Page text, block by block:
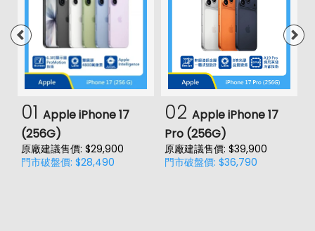
01 Apple iPhone 17
(256G)
原廠建議售價: $29,900
門市破盤價: $28,490
02 Apple iPhone 17
Pro (256G)
原廠建議售價: $39,900
門市破盤價: $36,790